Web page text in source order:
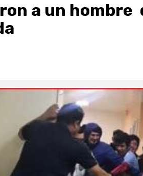
a un hombre